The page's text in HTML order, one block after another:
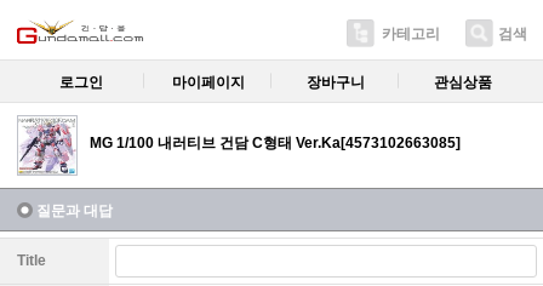
카테고리 검색
로그인 마이페이지 장바구니 관심상품
MG 1/100 내러티브 건담 C형태 Ver.Ka[4573102663085]
질문과 대답
Title